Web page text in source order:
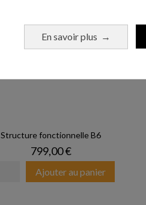
En savoir plus →
Structure fonctionnelle B6
Prix
799,00 €
Ajouter au panier